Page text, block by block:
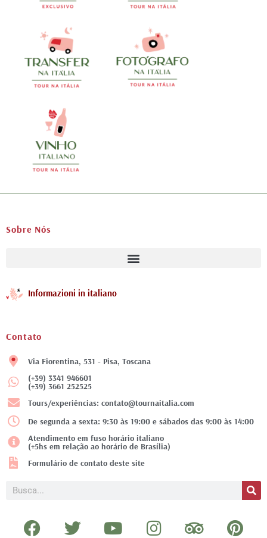
Sobre Nós
Informazioni in italiano
Contato
Via Fiorentina, 531 - Pisa, Toscana
(+39) 3341 946601
(+39) 3661 252525
Tours/experiências: contato@tournaitalia.com
De segunda a sexta: 9:30 às 19:00 e sábados das 9:00 às 14:00
Atendimento em fuso horário italiano
(+5hs em relação ao horário de Brasília)
Formulário de contato deste site
Pesquisar
F
T
Y
I
T
P